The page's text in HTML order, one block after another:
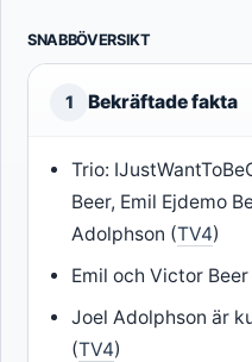
SNABBÖVERSIKT
1 Bekräftade fakta
Trio:
Beer, Emil Ejdemo
Adolphson (TV4)
Emil och Victor
Joel Adolphson är
(TV4)